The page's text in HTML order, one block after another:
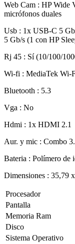
Web Cam : HP Wide
micrófonos duales
Usb : 1x USB-C 5
5 Gb/s (1 con HP
Rj 45 : Sí (10/100/
Wi-fi : MediaTek Wi-
Bluetooth : 5.3
Vga : No
Hdmi : 1x HDMI 2.1
Aur. y mic : Combo
Bateria : Polímero de
Dimensiones : 35,79
Procesador
Pantalla
Memoria Ram
Disco
Sistema Operativo